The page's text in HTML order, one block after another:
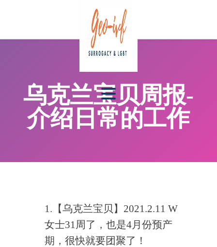
乌克兰宝贝周报-
介绍日常的工作
1.【乌克兰宝贝】2021.2.11 W
女士31周了，也是4月份预产
期，很快就要团聚了！